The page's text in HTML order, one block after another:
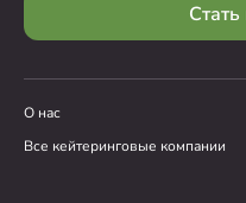
О нас
Все кейтеринговые компании